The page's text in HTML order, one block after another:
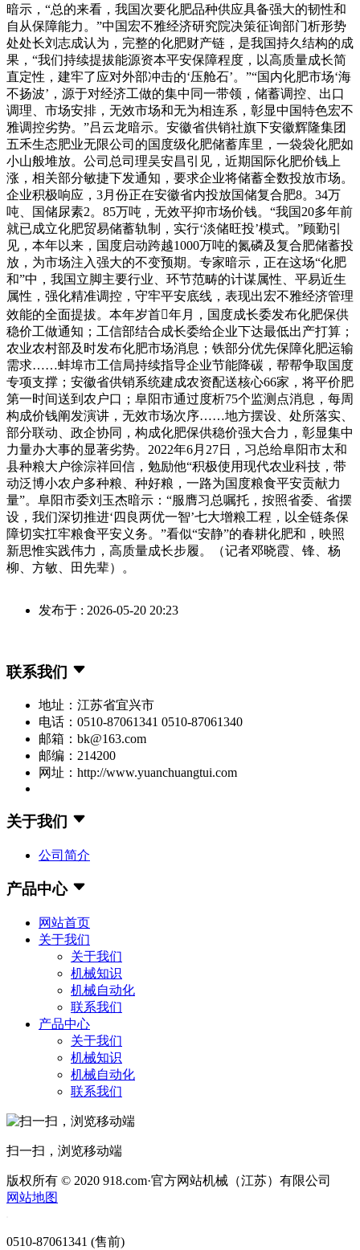
暗示，“总的来看，我国次要化肥品种供应具备强大的韧性和
自从保障能力。”中国宏不雅经济研究院决策征询部门析形势
处处长刘志成认为，完整的化肥财产链，是我国持久结构的成
果，“我们持续提拔能源资本平安保障程度，以高质量成长简
直定性，建牢了应对外部冲击的‘压舱石’。”“国内化肥市场‘海
不扬波’，源于对经济工做的集中同一带领，储蓄调控、出口
调理、市场安排，无效市场和无为相连系，彰显中国特色宏不
雅调控劣势。”吕云龙暗示。安徽省供销社旗下安徽辉隆集团
五禾生态肥业无限公司的国度级化肥储蓄库里，一袋袋化肥如
小山般堆放。公司总司理吴安昌引见，近期国际化肥价钱上
涨，相关部分敏捷下发通知，要求企业将储蓄全数投放市场。
企业积极响应，3月份正在安徽省内投放国储复合肥8。34万
吨、国储尿素2。85万吨，无效平抑市场价钱。“我国20多年前
就已成立化肥贸易储蓄轨制，实行‘淡储旺投’模式。”顾勤引
见，本年以来，国度启动跨越1000万吨的氮磷及复合肥储蓄投
放，为市场注入强大的不变预期。专家暗示，正在这场“化肥
和”中，我国立脚主要行业、环节范畴的计谋属性、平易近生
属性，强化精准调控，守牢平安底线，表现出宏不雅经济管理
效能的全面提拔。本年岁首年月，国度成长委发布化肥保供
稳价工做通知；工信部结合成长委给企业下达最低出产打算；
农业农村部及时发布化肥市场消息；铁部分优先保障化肥运输
需求……蚌埠市工信局持续指导企业节能降碳，帮帮争取国度
专项支撑；安徽省供销系统建成农资配送核心66家，将平价肥
第一时间送到农户口；阜阳市通过度析75个监测点消息，每周
构成价钱阐发演讲，无效市场次序……地方摆设、处所落实、
部分联动、政企协同，构成化肥保供稳价强大合力，彰显集中
力量办大事的显著劣势。2022年6月27日，习总给阜阳市太和
县种粮大户徐淙祥回信，勉励他“积极使用现代农业科技，带
动泛博小农户多种粮、种好粮，一路为国度粮食平安贡献力
量”。阜阳市委刘玉杰暗示：“服膺习总嘱托，按照省委、省摆
设，我们深切推进‘四良两优一智’七大增粮工程，以全链条保
障切实扛牢粮食平安义务。”看似“安静”的春耕化肥和，映照
新思惟实践伟力，高质量成长步履。（记者邓晓霞、锋、杨
柳、方敏、田先辈）。
发布于 : 2026-05-20 20:23
联系我们
地址：江苏省宜兴市
电话：0510-87061341 0510-87061340
邮箱：bk@163.com
邮编：214200
网址：http://www.yuanchuangtui.com
关于我们
公司简介
产品中心
网站首页
关于我们
关于我们
机械知识
机械自动化
联系我们
产品中心
关于我们
机械知识
机械自动化
联系我们
扫一扫，浏览移动端
版权所有 © 2020 918.com·官方网站机械（江苏）有限公司
网站地图
0510-87061341 (售前)